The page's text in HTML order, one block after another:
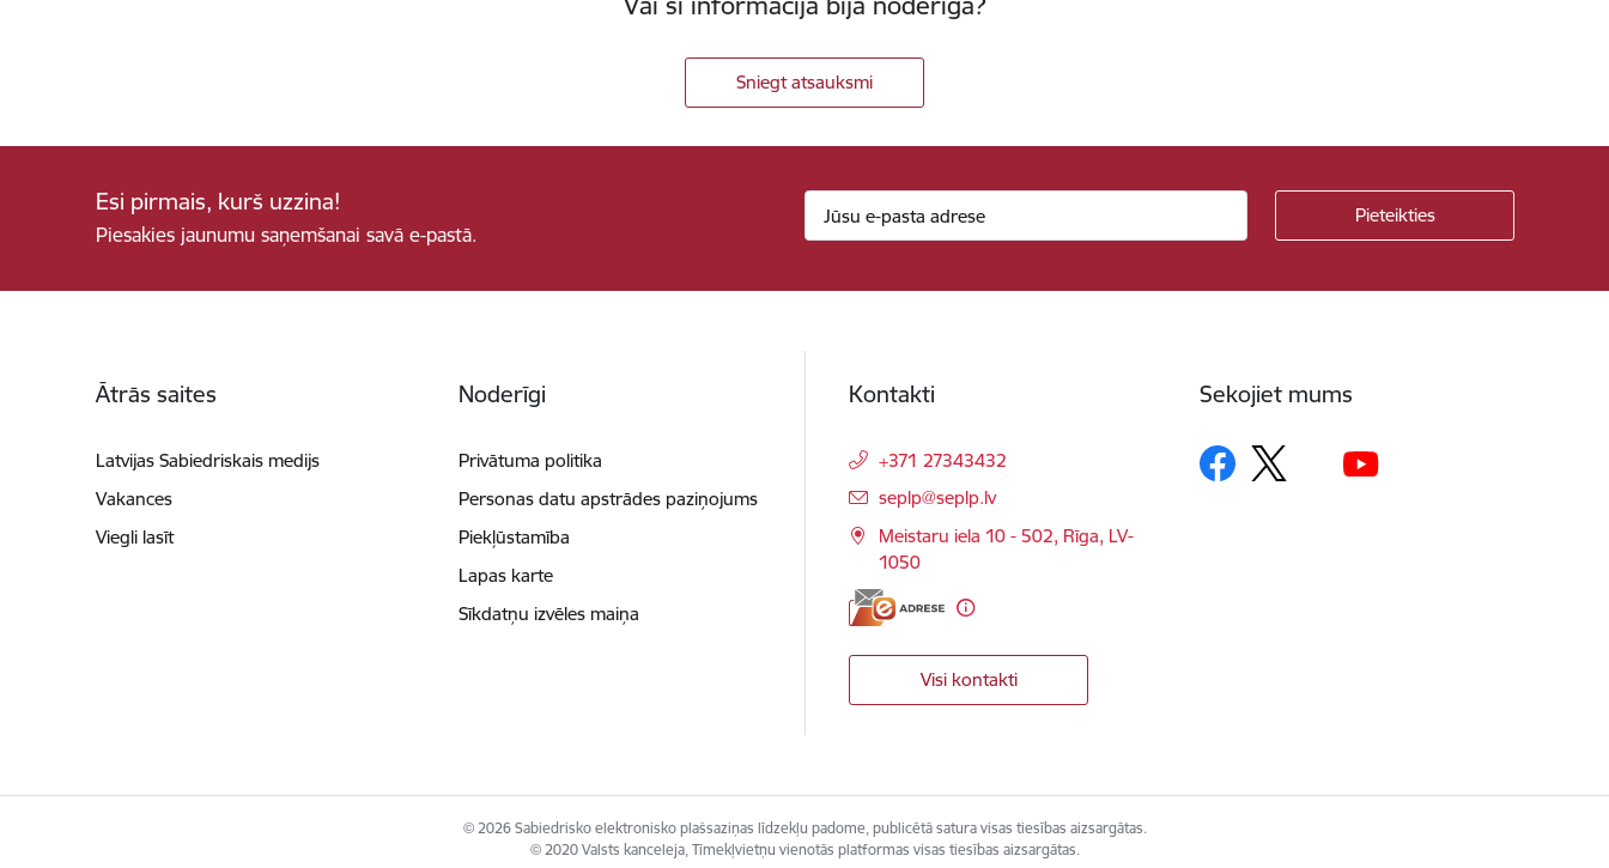
Sniegt atsauksmi
Esi pirmais, kurš uzzina!
Piesakies jaunumu saņemšanai savā e-pastā.
Ātrās saites
Latvijas Sabiedriskais medijs
Vakances
Viegli lasīt
Noderīgi
Privātuma politika
Personas datu apstrādes paziņojums
Piekļūstamība
Lapas karte
Sīkdatņu izvēles maiņa
Kontakti
+371 27343432
E-pasts:
seplp@seplp.lv
Meistaru iela 10 - 502, Rīga, LV-
1050
Visi kontakti
Sekojiet mums
© 2026 Sabiedrisko elektronisko plašsaziņas līdzekļu padome, publicētā satura visas tiesības aizsargātas.
© 2020 Valsts kanceleja, Tīmekļvietņu vienotās platformas visas tiesības aizsargātas.